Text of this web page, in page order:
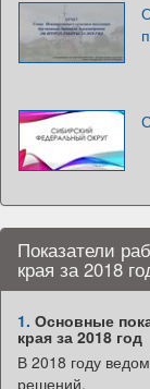
Показатели
края за 2018
1. Основные
края за 2018 год
В 2018 году
решений,